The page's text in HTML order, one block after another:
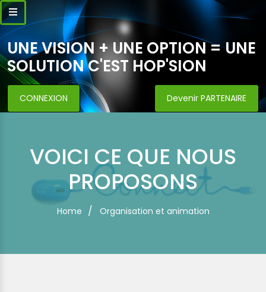
UNE VISION + UNE OPTION = UNE
SOLUTION C'EST HOP'SION
CONNEXION Devenir PARTENAIRE
Home Organisation et animation